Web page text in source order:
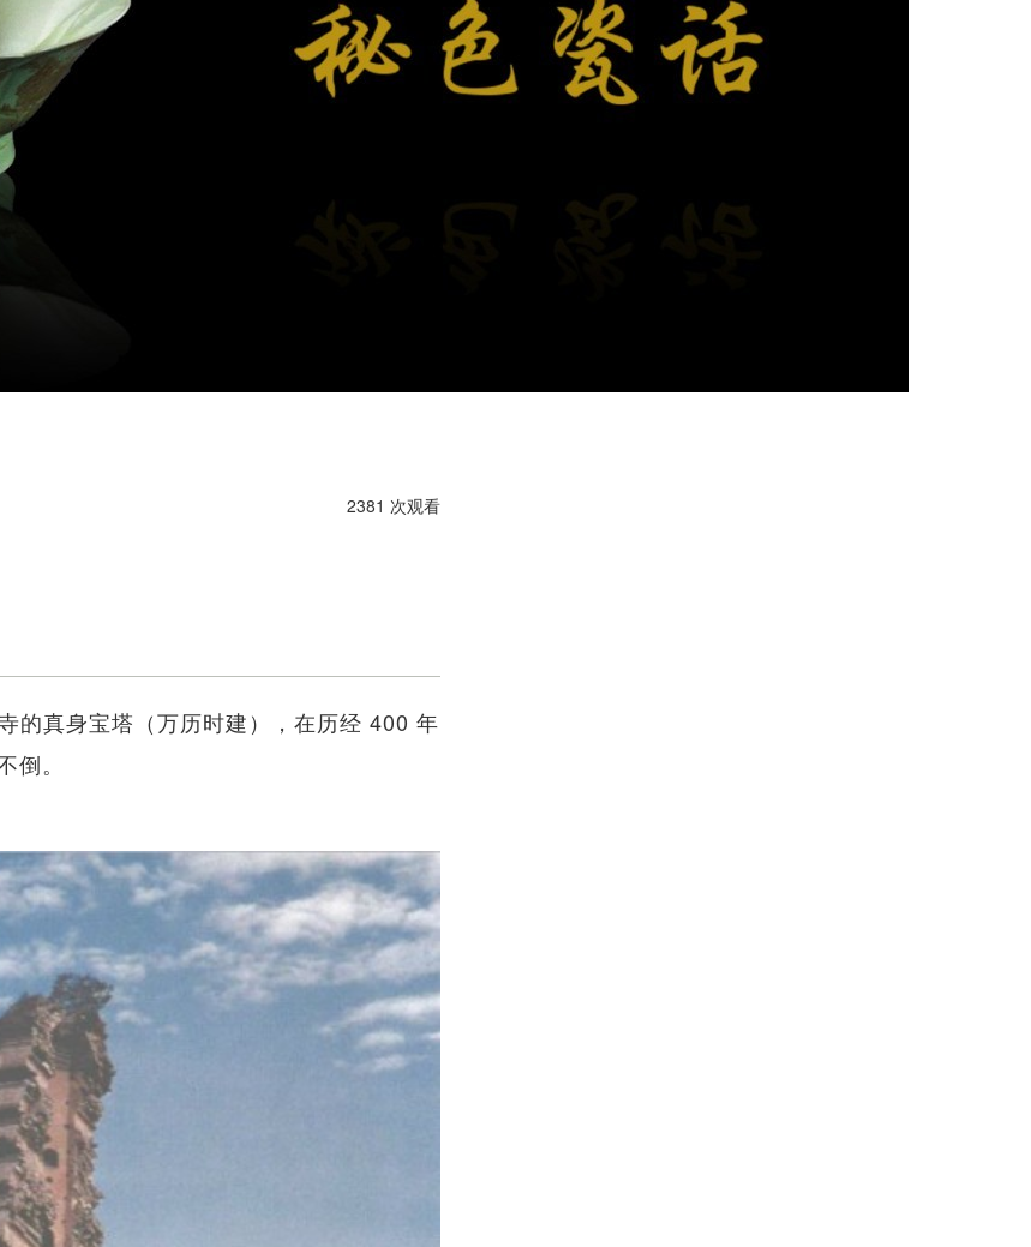
2381 次观看
的真身宝塔（万历时建），在历经 400 年
。